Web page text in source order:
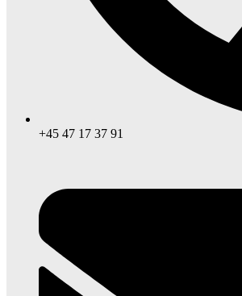
+45 47 17 37 91